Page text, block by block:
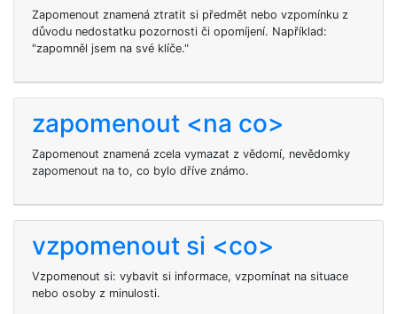
Zapomenout znamená ztratit si předmět nebo vzpomínku z
důvodu nedostatku pozornosti či opomíjení. Například:
"zapomněl jsem na své klíče."
zapomenout <na co>
Zapomenout znamená zcela vymazat z vědomí, nevědomky
zapomenout na to, co bylo dříve známo.
vzpomenout si <co>
Vzpomenout si: vybavit si informace, vzpomínat na situace
nebo osoby z minulosti.